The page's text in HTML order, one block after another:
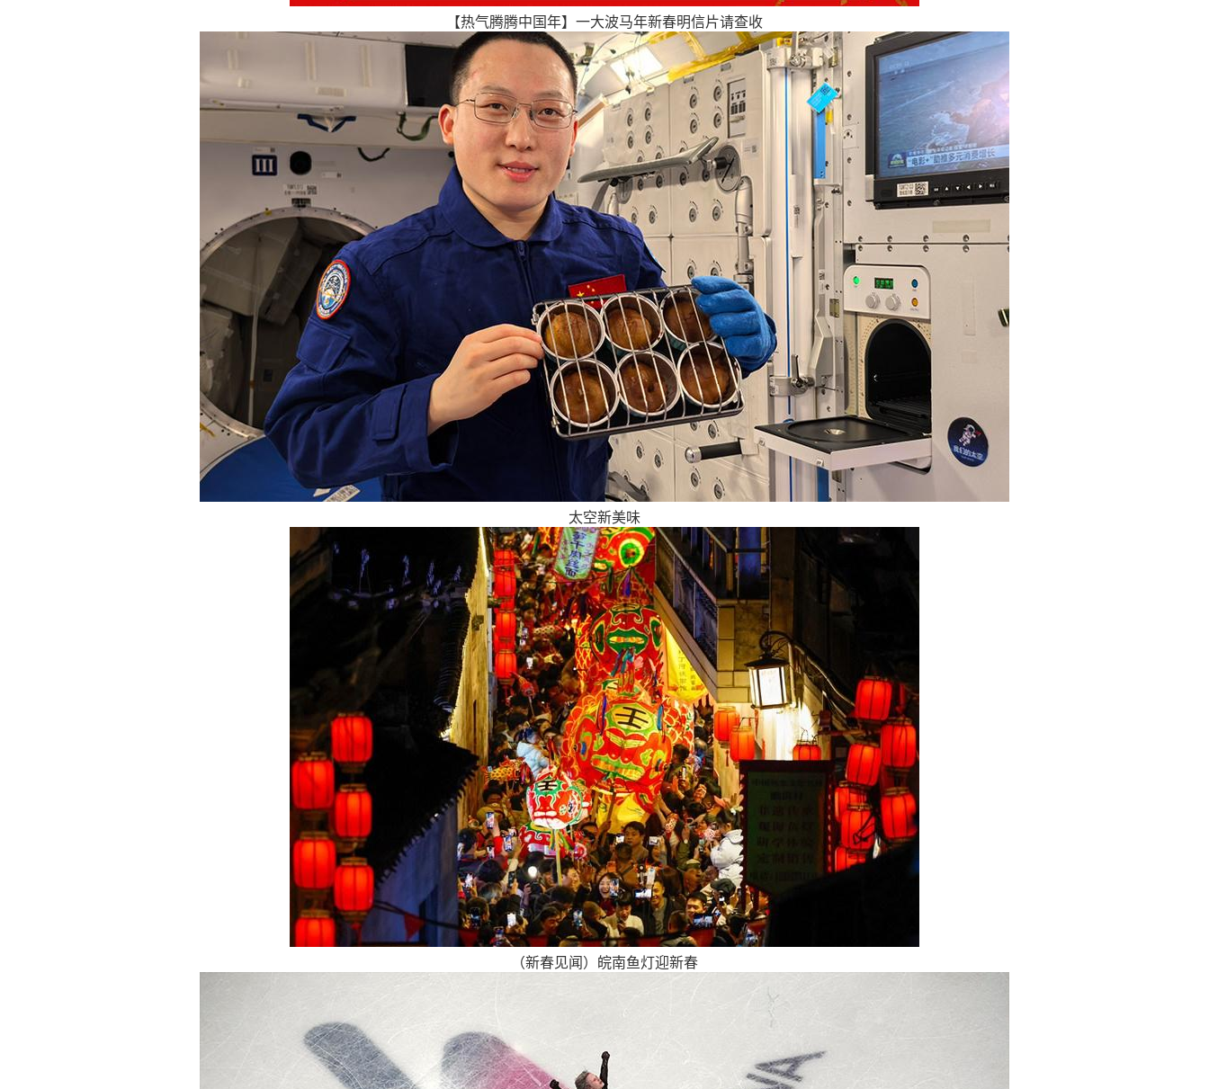
【热气腾腾中国年】一大波马年新春明信片请查收
太空新美味
（新春见闻）皖南鱼灯迎新春